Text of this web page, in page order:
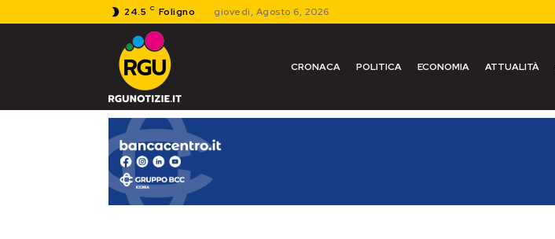
24.5 C Foligno giovedì, Agosto 6, 2026
CRONACA POLITICA ECONOMIA ATTUALITÀ